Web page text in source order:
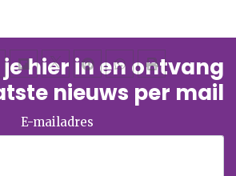
hier in en ontvang
nieuws per mail
E-mailadres